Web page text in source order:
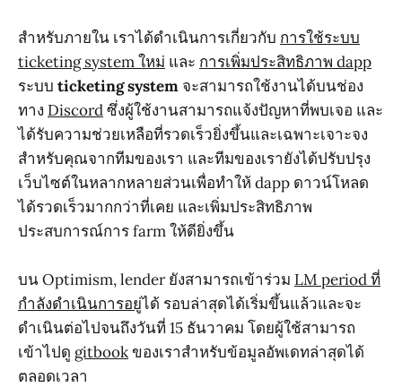
สำหรับภายใน เราได้ดำเนินการเกี่ยวกับ การใช้ระบบ
ticketing system ใหม่ และ การเพิ่มประสิทธิภาพ dapp
ระบบ ticketing system จะสามารถใช้งานได้บนช่อง
ทาง Discordซึ่งผู้ใช้งานสามารถแจ้งปัญหาที่พบเจอ และ
ได้รับความช่วยเหลือที่รวดเร็วยิ่งขึ้นและเฉพาะเจาะจง
สำหรับคุณจากทีมของเรา และทีมของเรายังได้ปรับปรุง
เว็บไซต์ในหลากหลายส่วนเพื่อทำให้ dapp ดาวน์โหลด
ได้รวดเร็วมากกว่าที่เคย และเพิ่มประสิทธิภาพ
ประสบการณ์การ farm ให้ดียิ่งขึ้น
บน Optimism, lender ยังสามารถเข้าร่วม LM period ที่
กำลังดำเนินการอยู่ได้ รอบล่าสุดได้เริ่มขึ้นแล้วและจะ
ดำเนินต่อไปจนถึงวันที่ 15 ธันวาคม โดยผู้ใช้สามารถ
เข้าไปดู gitbookของเราสำหรับข้อมูลอัพเดทล่าสุดได้
ตลอดเวลา